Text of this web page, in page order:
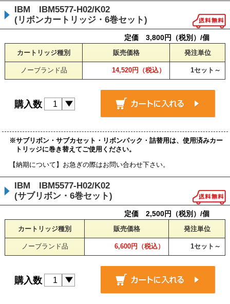
IBM IBM5577-H02/K02
(リボンカートリッジ・6巻セット)
定価 3,800円（税別）/個
カートリッジ種別 販売価格 発注単位
ノーブランド品 14,520円（税込） 1セット～
購入数
※サブリボン・サブカセット・リボンパック・詰替用は、使用済みカー
トリッジに巻き替えてご使用ください。
【納期について】お急ぎの際はお問い合わせ下さい。
IBM IBM5577-H02/K02
(サブリボン・6巻セット)
定価 2,500円（税別）/個
カートリッジ種別 販売価格 発注単位
ノーブランド品 6,600円（税込） 1セット～
購入数